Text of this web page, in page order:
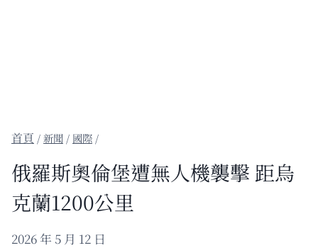
/新聞 / 國際 /
俄羅斯奧倫堡遭無人機襲擊 距烏
克蘭1200公里
2026 年 5 月 12 日